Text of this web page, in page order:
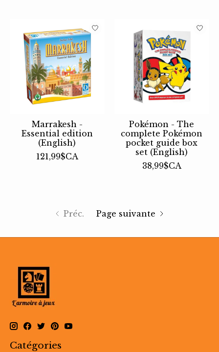
Marrakesh -
Essential edition
(English)
121,99$CA
Pokémon - The
complete Pokémon
pocket guide box
set (English)
38,99$CA
Préc. Page suivante
Catégories